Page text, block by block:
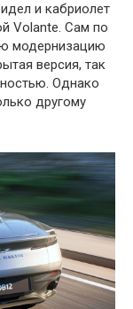
и кабриолет
Volante. Сам по
модернизацию
версия, так
Однако
другому